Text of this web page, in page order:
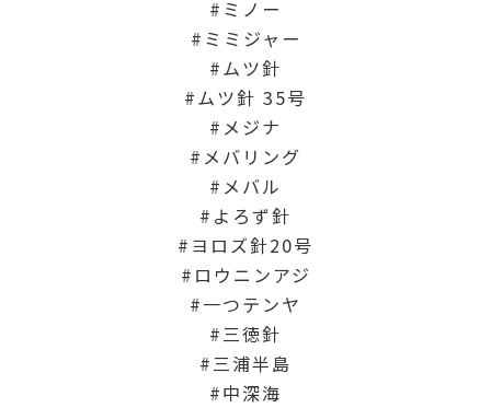
ミノー
ミミジャー
ムツ針
ムツ針 35号
メジナ
メバリング
メバル
よろず針
ヨロズ針20号
ロウニンアジ
一つテンヤ
三徳針
三浦半島
中深海